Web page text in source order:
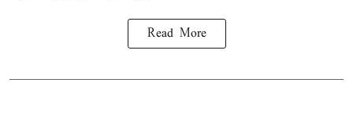
Read More